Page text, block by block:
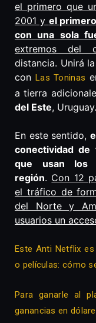
el primero que
2001 y el
con una sola
extremos del
distancia. Unirá
con Las Toninas
a tierra
del Este, Uruguay.
En este sentido,
conectividad de
que usan los
región. Con 12
el tráfico de
del Norte y
usuarios un
Este Anti Netflix
o películas: cómo
Para ganarle al
ganancias en